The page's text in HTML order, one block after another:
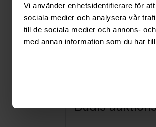
Vi använder enhetsidentifierare för
sociala medier och analysera vår
till de sociala medier och annons-
med annan information som du har
Budis